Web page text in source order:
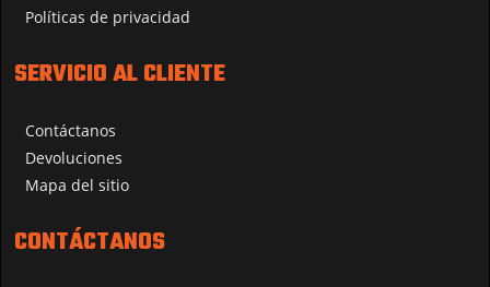
Políticas de privacidad
SERVICIO AL CLIENTE
Contáctanos
Devoluciones
Mapa del sitio
CONTÁCTANOS